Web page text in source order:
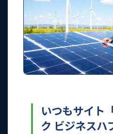
いつもサイト
ク ビジネスハ